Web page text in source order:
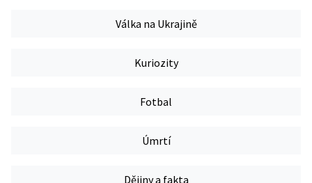
Válka na Ukrajině
Kuriozity
Fotbal
Úmrtí
Dějiny a fakta